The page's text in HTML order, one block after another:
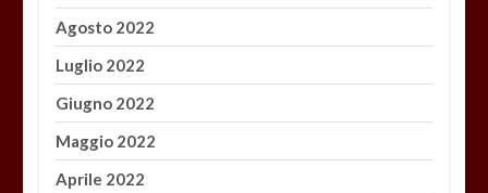
Agosto 2022
Luglio 2022
Giugno 2022
Maggio 2022
Aprile 2022